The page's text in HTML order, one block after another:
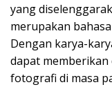
yang
merupakan
Dengan karya-
dapat
fotografi di masa